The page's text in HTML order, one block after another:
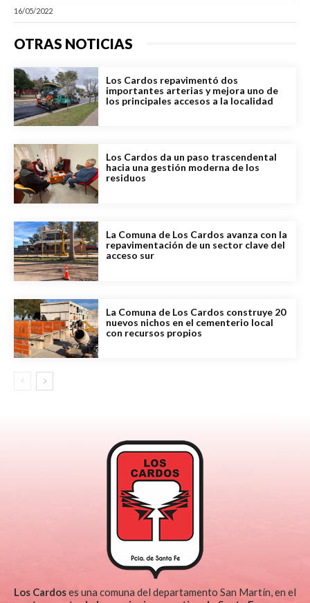
16/05/2022
OTRAS NOTICIAS
Los Cardos repavimentó dos
importantes arterias y mejora uno de
los principales accesos a la localidad
Los Cardos da un paso trascendental
hacia una gestión moderna de los
residuos
La Comuna de Los Cardos avanza con la
repavimentación de un sector clave del
acceso sur
La Comuna de Los Cardos construye 20
nuevos nichos en el cementerio local
con recursos propios
Los Cardoses una comuna del departamento San Martín, en el